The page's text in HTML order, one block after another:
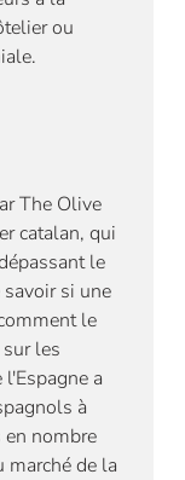
ou
The Olive
catalan, qui
le
si une
le
les
a
à
en nombre
marché de la